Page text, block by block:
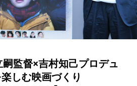
嗣監督×吉村知己プロデュ
しむ映画づくり